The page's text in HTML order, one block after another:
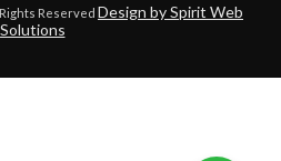
Reserved Design by Spirit Web
Solutions